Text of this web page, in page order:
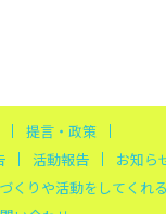
提言・政策
活動報告
お知ら
くりや活動をしてくれ